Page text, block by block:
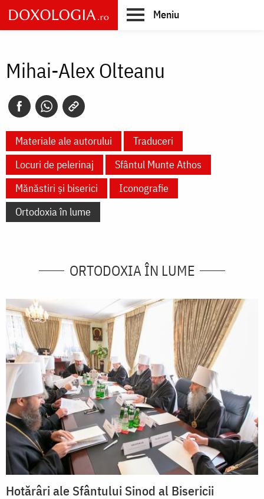
Skip
to
main
Meniu
Mihai-Alex Olteanu
Materiale ale autorului
Traduceri
Locuri de pelerinaj
Sfântul Munte Athos
Mănăstiri și biserici
Iconografie
Ortodoxia în lume
ORTODOXIA ÎN LUME
Hotărâri ale Sfântului Sinod al Bisericii